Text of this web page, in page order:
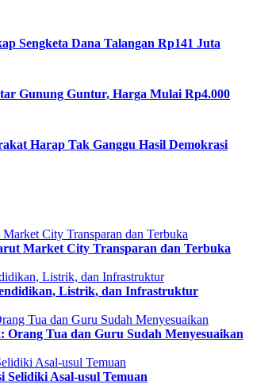
Sengketa Dana Talangan Rp141 Juta
Gunung Guntur, Harga Mulai Rp4.000
Harap Tak Ganggu Hasil Demokrasi
Market City Transparan dan Terbuka
Listrik, dan Infrastruktur
Tua dan Guru Sudah Menyesuaikan
Asal-usul Temuan